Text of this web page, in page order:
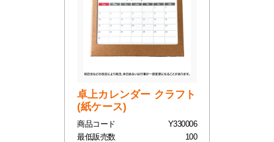
卓上カレンダー クラフト
(紙ケース)
商品コード
Y330006
最低販売数
100